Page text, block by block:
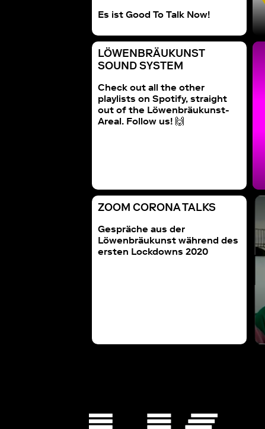
Es ist Good To Talk Now!
LÖWENBRÄUKUNST
SOUND SYSTEM
Check out all the other
playlists on Spotify, straight
out of the Löwenbräukunst-
Areal. Follow us! 🙌
ZOOM CORONA TALKS
Gespräche aus der
Löwenbräukunst während des
ersten Lockdowns 2020
ZOOM CORONA TALKS
Fischli und Niels Olsen